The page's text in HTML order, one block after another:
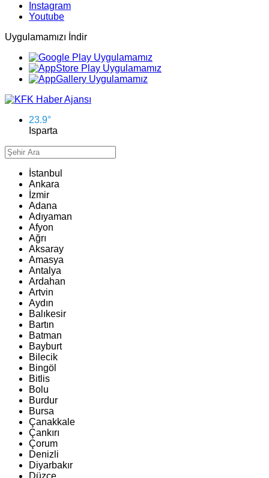
Instagram
Youtube
Uygulamamızı İndir
23.9°
Isparta
İstanbul
Ankara
İzmir
Adana
Adıyaman
Afyon
Ağrı
Aksaray
Amasya
Antalya
Ardahan
Artvin
Aydın
Balıkesir
Bartın
Batman
Bayburt
Bilecik
Bingöl
Bitlis
Bolu
Burdur
Bursa
Çanakkale
Çankırı
Çorum
Denizli
Diyarbakır
Düzce